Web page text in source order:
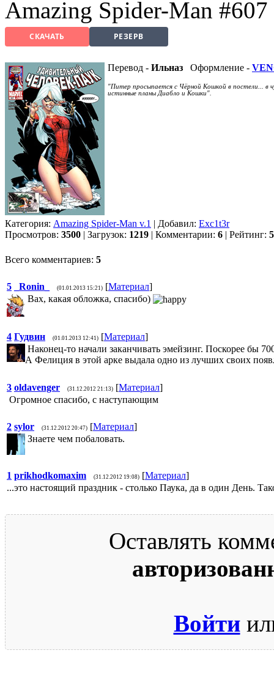
Amazing Spider-Man #607
СКАЧАТЬ РЕЗЕРВ
Перевод - Ильназ Оформление -
"Питер просыпается с Чёрной Кошкой в постели...
истинные планы Диабло и Кошки".
Категория: Amazing Spider-Man v.1 | Добавил: Exc1t3r
Просмотров: 3500 | Загрузок: 1219 | Комментарии: 6 | Рейтинг:
Всего комментариев: 5
5 _Ronin_ (01.01.2013 15:21) [Материал]
Вах, какая обложка, спасибо)
4 Гудвин (01.01.2013 12:41) [Материал]
Наконец-то начали заканчивать эмейзинг. Поскорее бы
А Фелиция в этой арке выдала одно из лучших своих
3 oldavenger (31.12.2012 21:13) [Материал]
Огромное спасибо, с наступающим
2 sylor (31.12.2012 20:47) [Материал]
Знаете чем побаловать.
1 prikhodkomaxim (31.12.2012 19:08) [Материал]
...это настоящий праздник - столько Паука, да в один День.
Оставлять
Войти